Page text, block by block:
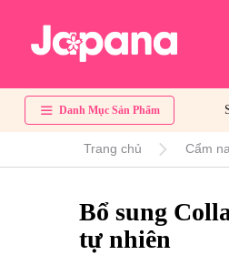
Danh Mục Sản Phẩm
Trang chủ Cẩm
Bổ sung
tự nhiên